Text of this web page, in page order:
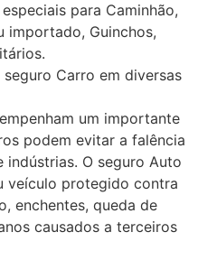
para Caminhão,
importado, Guinchos,
Carro em diversas
um importante
podem evitar a falência
indústrias. O seguro Auto
veículo protegido contra
enchentes, queda de
causados a terceiros